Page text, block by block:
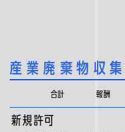
産業廃棄物収
合計 ​報酬
新規許可